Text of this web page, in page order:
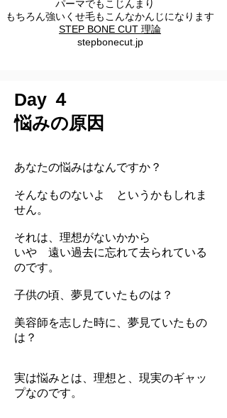
パーマでもこじんまり
もちろん強いくせ毛もこんなかんじになります
STEP BONE CUT 理論
stepbonecut.jp
Day ４
悩みの原因
あなたの悩みはなんですか？
そんなものないよ というかもしれま
せん。
それは、理想がないかから
いや 遠い過去に忘れて去られている
のです。
子供の頃、夢見ていたものは？
美容師を志した時に、夢見ていたもの
は？
実は悩みとは、理想と、現実のギャッ
プなのです。